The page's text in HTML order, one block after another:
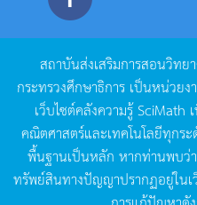
สถาบันส่งเสริมการสอนวิทย
กระทรวงศึกษาธิการ เป็นหน่วยง
เว็บไซต์คลังความรู้SciMath
คณิตศาสตร์และเทคโนโลยีทุกร
พื้นฐานเป็นหลัก หากท่านพบว่
ทรัพย์สินทางปัญญาปรากฏอยู่ในเ